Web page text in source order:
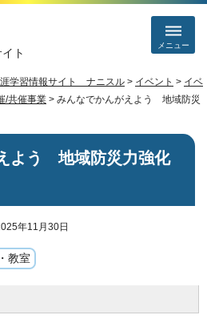
ト
メニュー
学習情報サイト ナニスル > イベント > イベ
/共催事業 > みんなでかんがえよう 地域防災
よう 地域防災力強化
年11月30日
教室